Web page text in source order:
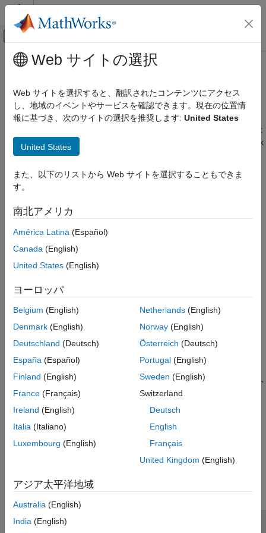
コンテンツへスキップ
オフキャンバス ナビゲーション メ
ドキュメンテーションのホーム
Simulink でサポートされているハードウェア
カテゴリ
設定と構成
Android デバイスでの実行
Arduino ハードウェア
LEGO MINDSTORMS EV3 ハードウェア
メインコンテンツ
Androidデバイス
Android® デバイスでのモデルの実行
Simulink
Support Package for Android Devicesを使用すると、
Simulink モデルをサポートされる Android デバイス上で作成およ
び実行できます。サポートには、次のことを目的とした Simulink
ブロックのライブラリが含まれます。
センサー
カメラ入力とビデオ表示
UI ウィジェット
カテゴリ
設定と構成
ハードウェア サポートのインストール、ファームウェアの更新、
ハードウェア接続用のモデルの準備、およびハードウェア プロト
コルをサポートするためのブロックの追加
Android デバイスでの実行
モデルをアプリケーションに変換して Android デバイスで実行
この情報は役に立ちましたか？
Web サイトの選択
Web サイトを選択すると、翻訳されたコンテンツにアクセス
し、地域のイベントやサービスを確認できます。現在の位置情
報に基づき、次のサイトの選択を推奨します: United States
United States
また、以下のリストから Web サイトを選択することもできま
す。
南北アメリカ
América Latina (Español)
Canada (English)
United States (English)
ヨーロッパ
Belgium (English)
Denmark (English)
Deutschland (Deutsch)
España (Español)
Finland (English)
France (Français)
Ireland (English)
Italia (Italiano)
Luxembourg (English)
Netherlands(English)
Norway(English)
Österreich (Deutsch)
Portugal(English)
Sweden (English)
Switzerland
Deutsch
English
Français
United Kingdom (English)
アジア太平洋地域
Australia (English)
India (English)